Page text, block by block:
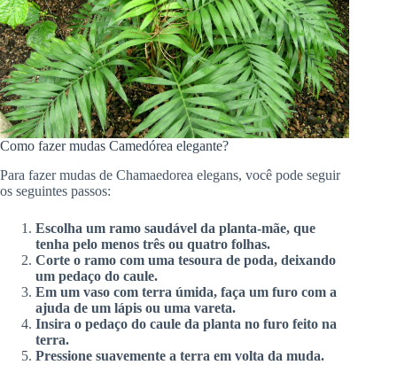
Como fazer mudas Camedórea elegante?
Para fazer mudas de Chamaedorea elegans, você pode seguir
os seguintes passos:
Escolha um ramo saudável da planta-mãe, que
tenha pelo menos três ou quatro folhas.
Corte o ramo com uma tesoura de poda, deixando
um pedaço do caule.
Em um vaso com terra úmida, faça um furo com a
ajuda de um lápis ou uma vareta.
Insira o pedaço do caule da planta no furo feito na
terra.
Pressione suavemente a terra em volta da muda.